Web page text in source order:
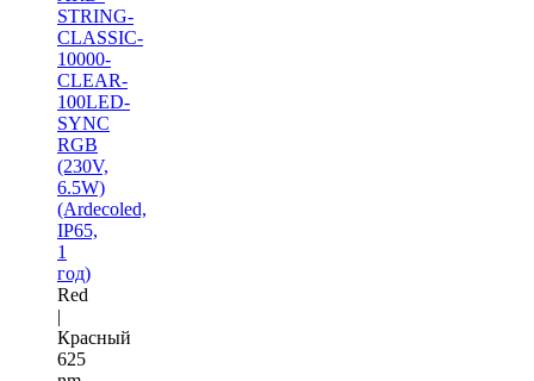
STRING-
CLASSIC-
10000-
CLEAR-
100LED-
SYNC
RGB
(230V,
6.5W)
(Ardecoled,
IP65,
1
год)
Red
|
Красный
625